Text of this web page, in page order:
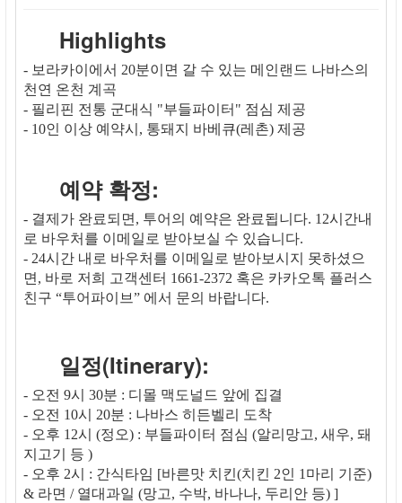
Highlights
- 보라카이에서 20분이면 갈 수 있는 메인랜드 나바스의
천연 온천 계곡
- 필리핀 전통 군대식 "부들파이터" 점심 제공
- 10인 이상 예약시, 통돼지 바베큐(레촌) 제공
예약 확정:
- 결제가 완료되면, 투어의 예약은 완료됩니다. 12시간내
로 바우처를 이메일로 받아보실 수 있습니다.
- 24시간 내로 바우처를 이메일로 받아보시지 못하셨으
면, 바로 저희 고객센터 1661-2372 혹은 카카오톡 플러스
친구 “투어파이브” 에서 문의 바랍니다.
일정(Itinerary):
- 오전 9시 30분 : 디몰 맥도널드 앞에 집결
- 오전 10시 20분 : 나바스 히든벨리 도착
- 오후 12시 (정오) : 부들파이터 점심 (알리망고, 새우, 돼
지고기 등 )
- 오후 2시 : 간식타임 [바른맛 치킨(치킨 2인 1마리 기준)
& 라면 / 열대과일 (망고, 수박, 바나나, 두리안 등) ]